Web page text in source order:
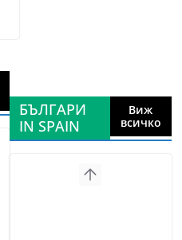
БЪЛГАРИ
IN SPAIN
Виж
всичко